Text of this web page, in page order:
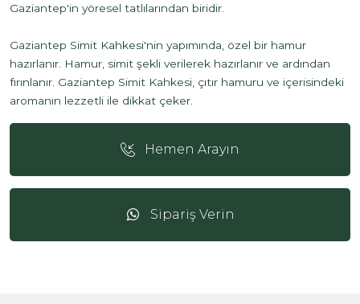
Gaziantep'in yöresel tatlılarından biridir.
Gaziantep Simit Kahkesi'nin yapımında, özel bir hamur
hazırlanır. Hamur, simit şekli verilerek hazırlanır ve ardından
fırınlanır. Gaziantep Simit Kahkesi, çıtır hamuru ve içerisindeki
aromanın lezzetli ile dikkat çeker.
Hemen Arayın
Sipariş Verin